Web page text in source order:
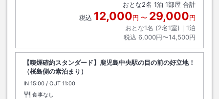
おとな2名 1泊 1部屋 合計
税込 12,000円 〜 29,000円
おとな1名 (2名1室)｜ 1泊
税込 6,000円〜14,500円
【喫煙確約スタンダード】鹿児島中央駅の目の前の好立地！
（桜島側の素泊まり）
IN チェックイン
15:00 / OUT チェックアウト
11:00
食事なし